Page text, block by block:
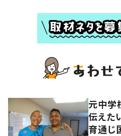
元中学
伝えた
育通じ